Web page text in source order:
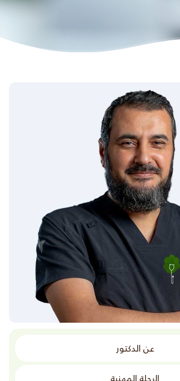
عن الدكتور
الرحلة المهنية